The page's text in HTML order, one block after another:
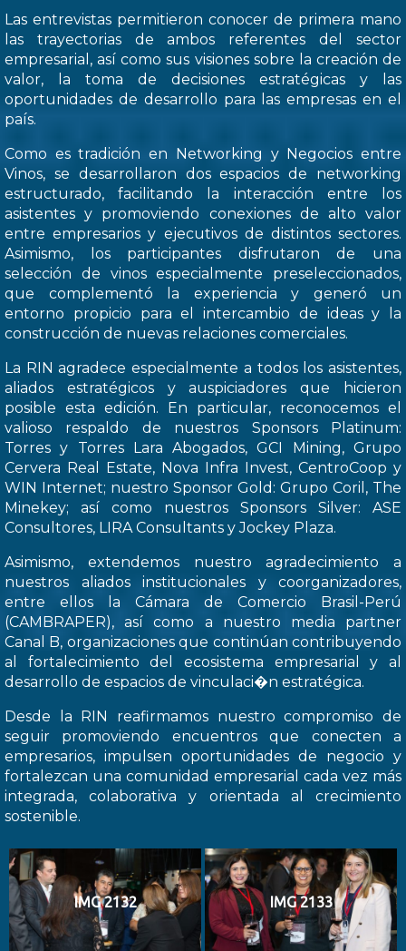
Las entrevistas permitieron conocer de primera mano
las trayectorias de ambos referentes del sector
empresarial, así como sus visiones sobre la creación de
valor, la toma de decisiones estratégicas y las
oportunidades de desarrollo para las empresas en el
país.
Como es tradición en Networking y Negocios entre
Vinos, se desarrollaron dos espacios de networking
estructurado, facilitando la interacción entre los
asistentes y promoviendo conexiones de alto valor
entre empresarios y ejecutivos de distintos sectores.
Asimismo, los participantes disfrutaron de una
selección de vinos especialmente preseleccionados,
que complementó la experiencia y generó un
entorno propicio para el intercambio de ideas y la
construcción de nuevas relaciones comerciales.
La RIN agradece especialmente a todos los asistentes,
aliados estratégicos y auspiciadores que hicieron
posible esta edición. En particular, reconocemos el
valioso respaldo de nuestros Sponsors Platinum:
Torres y Torres Lara Abogados, GCI Mining, Grupo
Cervera Real Estate, Nova Infra Invest, CentroCoop y
WIN Internet; nuestro Sponsor Gold: Grupo Coril, The
Minekey; así como nuestros Sponsors Silver: ASE
Consultores, LIRA Consultants y Jockey Plaza.
Asimismo, extendemos nuestro agradecimiento a
nuestros aliados institucionales y coorganizadores,
entre ellos la Cámara de Comercio Brasil-Perú
(CAMBRAPER), así como a nuestro media partner
Canal B, organizaciones que continúan contribuyendo
al fortalecimiento del ecosistema empresarial y al
desarrollo de espacios de vinculaci�n estratégica.
Desde la RIN reafirmamos nuestro compromiso de
seguir promoviendo encuentros que conecten a
empresarios, impulsen oportunidades de negocio y
fortalezcan una comunidad empresarial cada vez más
integrada, colaborativa y orientada al crecimiento
sostenible.
IMG 2132 IMG 2133